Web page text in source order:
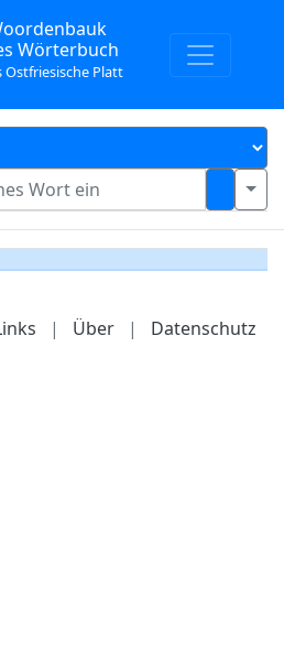
Wörterbuch
Platt
| Über | Datenschutz